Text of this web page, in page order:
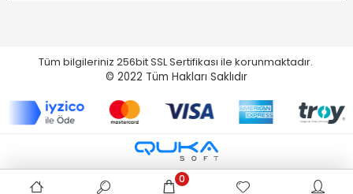
Tüm bilgileriniz 256bit SSL Sertifikası ile korunmaktadır.
© 2022 Tüm Hakları Saklıdır
0